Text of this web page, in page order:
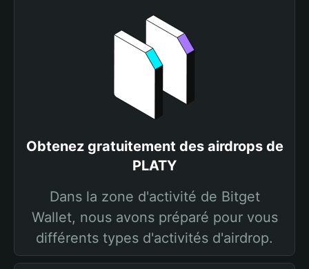
Obtenez gratuitement des airdrops de
PLATY
Dans la zone d'activité de Bitget
Wallet, nous avons préparé pour vous
différents types d'activités d'airdrop.